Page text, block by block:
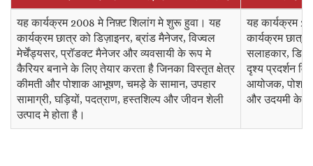
यह कार्यक्रम 2008 मे निफ़्ट शिलांग मे शुरू हुवा। यह
कार्यक्रम छात्र को डिज़ाइनर, ब्रांड मैनेजर, विज्वल
मेर्चेंड्यसर, प्रॉडक्ट मैनेजर और व्यवसायी के रूप मे
कैरियर बनाने के लिए तेयार करता है जिनका विस्तृत क्षेत्र
कीमती और पोशाक आभूषण, चमड़े के सामान, उपहार
सामाग्री, घड़ियों, पदत्राण, हस्तशिल्प और जीवन शेली
उत्पाद मे होता है।
यह कार्यक्रम
कार्यक्रम छात्र
सलाहकार,
दृश्य प्रदर्शन
आयोजक, पोशाक
और उदयमी के